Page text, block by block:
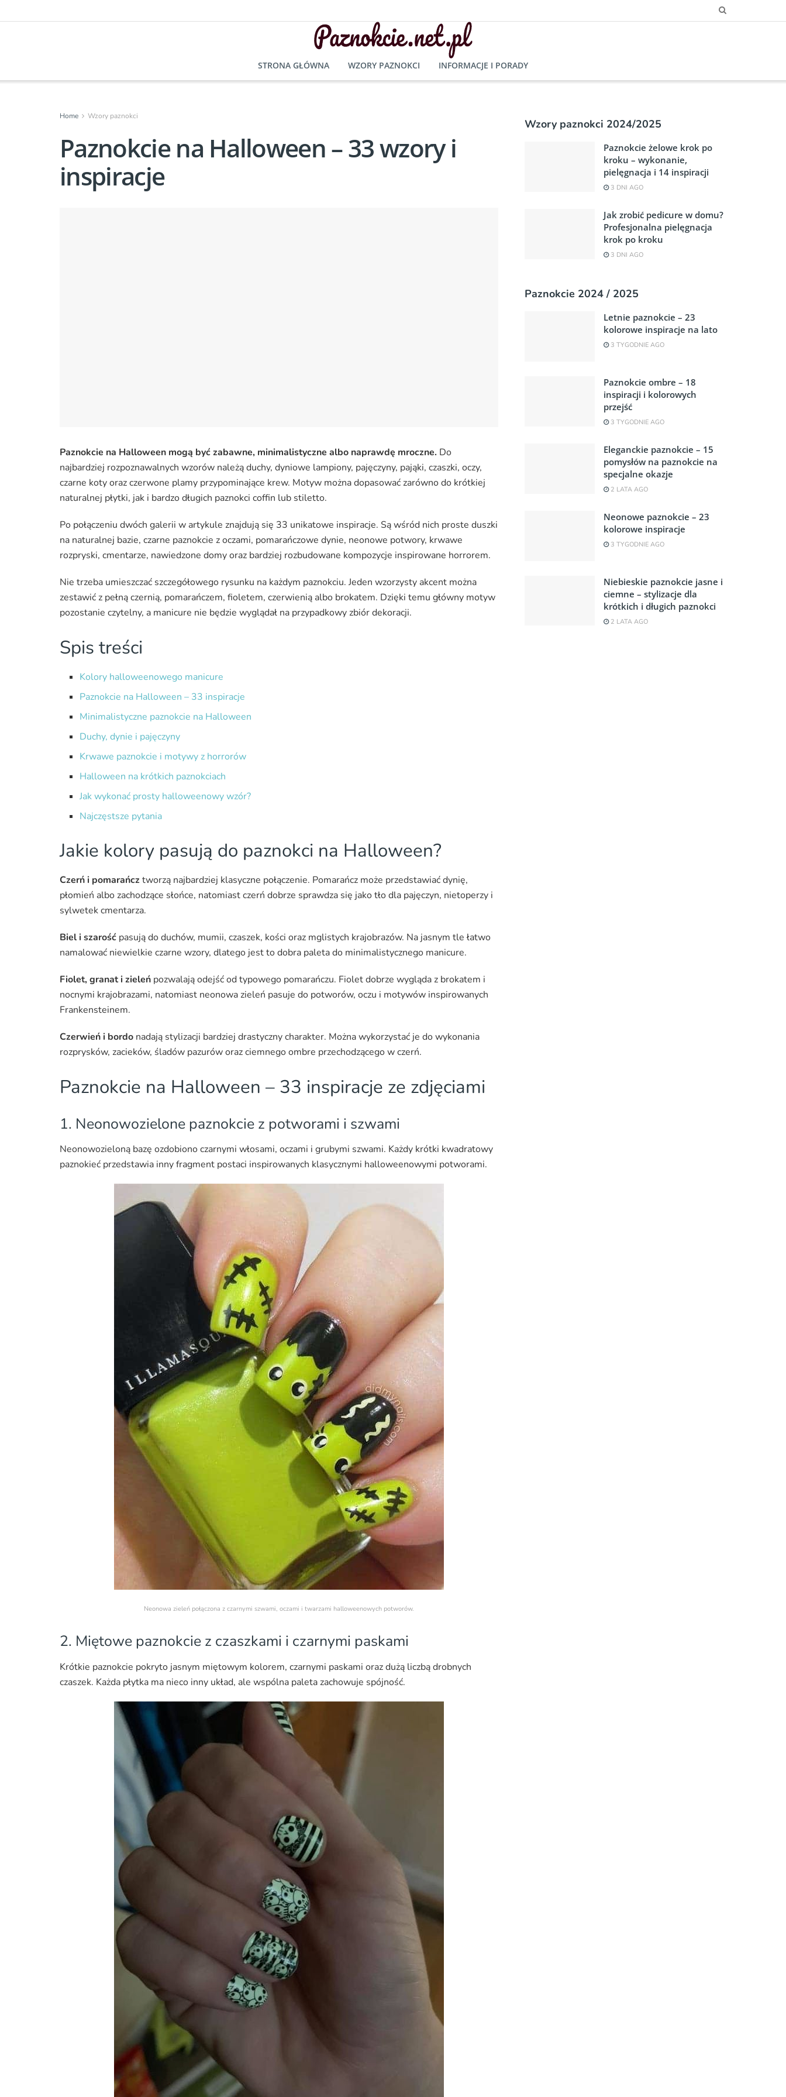
STRONA GŁÓWNA WZORY PAZNOKCI INFORMACJE I PORADY
Home Wzory paznokci
Paznokcie na Halloween – 33 wzory i
inspiracje
Paznokcie na Halloween mogą być zabawne, minimalistyczne albo naprawdę mroczne. Do
najbardziej rozpoznawalnych wzorów należą duchy, dyniowe lampiony, pajęczyny, pająki, czaszki, oczy,
czarne koty oraz czerwone plamy przypominające krew. Motyw można dopasować zarówno do krótkiej
naturalnej płytki, jak i bardzo długich paznokci coffin lub stiletto.
Po połączeniu dwóch galerii w artykule znajdują się 33 unikatowe inspiracje. Są wśród nich proste duszki
na naturalnej bazie, czarne paznokcie z oczami, pomarańczowe dynie, neonowe potwory, krwawe
rozpryski, cmentarze, nawiedzone domy oraz bardziej rozbudowane kompozycje inspirowane horrorem.
Nie trzeba umieszczać szczegółowego rysunku na każdym paznokciu. Jeden wzorzysty akcent można
zestawić z pełną czernią, pomarańczem, fioletem, czerwienią albo brokatem. Dzięki temu główny motyw
pozostanie czytelny, a manicure nie będzie wyglądał na przypadkowy zbiór dekoracji.
Spis treści
Kolory halloweenowego manicure
Paznokcie na Halloween – 33 inspiracje
Minimalistyczne paznokcie na Halloween
Duchy, dynie i pajęczyny
Krwawe paznokcie i motywy z horrorów
Halloween na krótkich paznokciach
Jak wykonać prosty halloweenowy wzór?
Najczęstsze pytania
Jakie kolory pasują do paznokci na Halloween?
Czerń i pomarańcztworzą najbardziej klasyczne połączenie. Pomarańcz może przedstawiać dynię,
płomień albo zachodzące słońce, natomiast czerń dobrze sprawdza się jako tło dla pajęczyn, nietoperzy i
sylwetek cmentarza.
Biel i szarość pasują do duchów, mumii, czaszek, kości oraz mglistych krajobrazów. Na jasnym tle łatwo
namalować niewielkie czarne wzory, dlatego jest to dobra paleta do minimalistycznego manicure.
Fiolet, granat i zieleń pozwalają odejść od typowego pomarańczu. Fiolet dobrze wygląda z brokatem i
nocnymi krajobrazami, natomiast neonowa zieleń pasuje do potworów, oczu i motywów inspirowanych
Frankensteinem.
Czerwień i bordo nadają stylizacji bardziej drastyczny charakter. Można wykorzystać je do wykonania
rozprysków, zacieków, śladów pazurów oraz ciemnego ombre przechodzącego w czerń.
Paznokcie na Halloween – 33 inspiracje ze zdjęciami
1. Neonowozielone paznokcie z potworami i szwami
Neonowozieloną bazę ozdobiono czarnymi włosami, oczami i grubymi szwami. Każdy krótki kwadratowy
paznokieć przedstawia inny fragment postaci inspirowanych klasycznymi halloweenowymi potworami.
Neonowa zieleń połączona z czarnymi szwami, oczami i twarzami halloweenowych potworów.
2. Miętowe paznokcie z czaszkami i czarnymi paskami
Krótkie paznokcie pokryto jasnym miętowym kolorem, czarnymi paskami oraz dużą liczbą drobnych
czaszek. Każda płytka ma nieco inny układ, ale wspólna paleta zachowuje spójność.
Wzory paznokci 2024/2025
Paznokcie żelowe krok po
kroku – wykonanie,
pielęgnacja i 14 inspiracji
3 DNI AGO
Jak zrobić pedicure w domu?
Profesjonalna pielęgnacja
krok po kroku
3 DNI AGO
Paznokcie 2024 / 2025
Letnie paznokcie – 23
kolorowe inspiracje na lato
3 TYGODNIE AGO
Paznokcie ombre – 18
inspiracji i kolorowych
przejść
3 TYGODNIE AGO
Eleganckie paznokcie – 15
pomysłów na paznokcie na
specjalne okazje
2 LATA AGO
Neonowe paznokcie – 23
kolorowe inspiracje
3 TYGODNIE AGO
Niebieskie paznokcie jasne i
ciemne – stylizacje dla
krótkich i długich paznokci
2 LATA AGO